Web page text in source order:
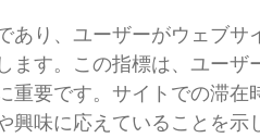
あり、ユーザーがウェブサ
ます。この指標は、ユーザ
重要です。サイトでの滞在
興味に応えていることを示